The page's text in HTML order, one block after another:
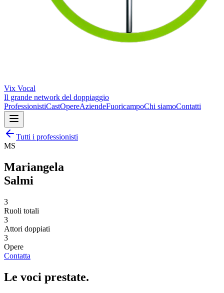
Vix Vocal
Il grande network del doppiaggio
ProfessionistiCastOpereAziendeFuoricampoChi siamoContatti
Tutti i professionisti
MS
Mariangela
Salmi
3
Ruoli totali
3
Attori doppiati
3
Opere
Contatta
Le voci prestate.